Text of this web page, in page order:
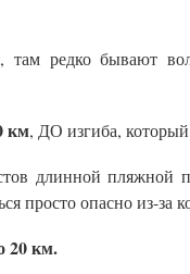
там редко бывают
км, ДО изгиба,
длинной
просто опасно из-за
20 км.